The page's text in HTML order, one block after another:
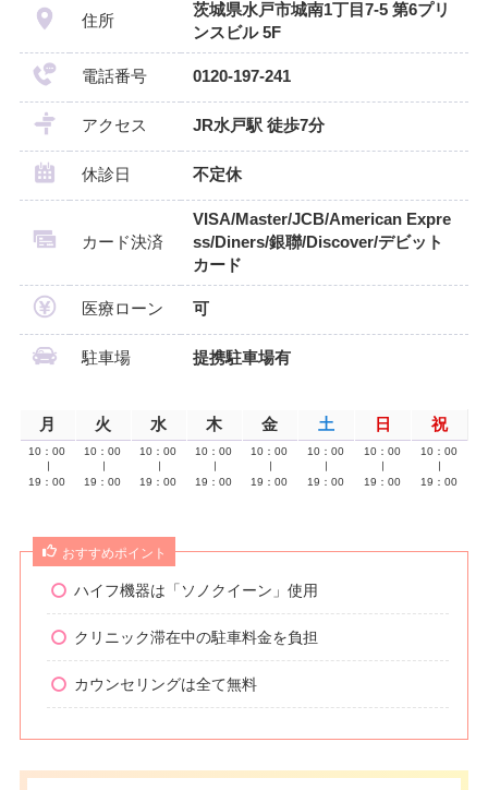
住所
茨城県水戸市城南1丁目7-5 第6プリ
ンスビル 5F
電話番号 0120-197-241
アクセス JR水戸駅 徒歩7分
休診日 不定休
カード決済
VISA/Master/JCB/American Expre
ss/Diners/銀聯/Discover/デビット
カード
医療ローン 可
駐車場 提携駐車場有
月 火 水 木 金 土 日 祝
10：00
19：00
10：00
19：00
10：00
19：00
10：00
19：00
10：00
19：00
10：00
19：00
10：00
19：00
10：00
19：00
おすすめポイント
ハイフ機器は「ソノクイーン」使用
クリニック滞在中の駐車料金を負担
カウンセリングは全て無料